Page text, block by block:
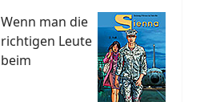
Wenn man die
richtigen Leute
beim